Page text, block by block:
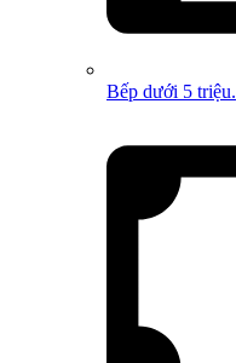
Bếp dưới 5 triệu.